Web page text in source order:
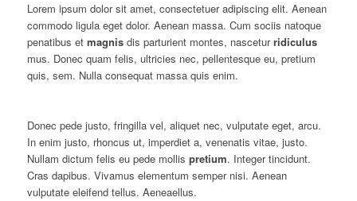
Lorem ipsum dolor sit amet, consectetuer adipiscing elit. Aenean
commodo ligula eget dolor. Aenean massa. Cum sociis natoque
penatibus et magnisdis parturient montes, nasceturridiculus
mus. Donec quam felis, ultricies nec, pellentesque eu, pretium
quis, sem. Nulla consequat massa quis enim.
Donec pede justo, fringilla vel, aliquet nec, vulputate eget, arcu.
In enim justo, rhoncus ut, imperdiet a, venenatis vitae, justo.
Nullam dictum felis eu pede mollis pretium. Integer tincidunt.
Cras dapibus. Vivamus elementum semper nisi. Aenean
vulputate eleifend tellus. Aeneaellus.